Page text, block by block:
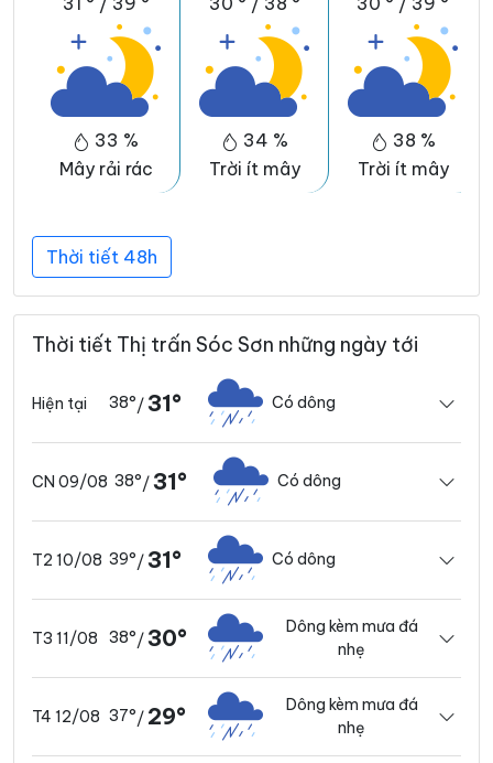
33 %
Mây rải rác
34 %
Trời ít mây
38 %
Trời ít mây
Thời tiết 48h
Thời tiết Thị trấn Sóc Sơn những ngày tới
Hiện tại 38°/31° Có dông
CN 09/08 38°/31° Có dông
T2 10/08 39°/31° Có dông
T3 11/08 38°/30°
Dông kèm mưa đá
nhẹ
T4 12/08 37°/ 29°
Dông kèm mưa đá
nhẹ